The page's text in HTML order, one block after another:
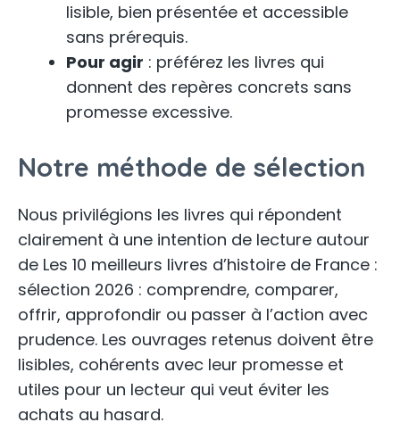
lisible, bien présentée et accessible
sans prérequis.
Pour agir : préférez les livres qui
donnent des repères concrets sans
promesse excessive.
Notre méthode de sélection
Nous privilégions les livres qui répondent
clairement à une intention de lecture autour
de Les 10 meilleurs livres d’histoire de France :
sélection 2026 : comprendre, comparer,
offrir, approfondir ou passer à l’action avec
prudence. Les ouvrages retenus doivent être
lisibles, cohérents avec leur promesse et
utiles pour un lecteur qui veut éviter les
achats au hasard.